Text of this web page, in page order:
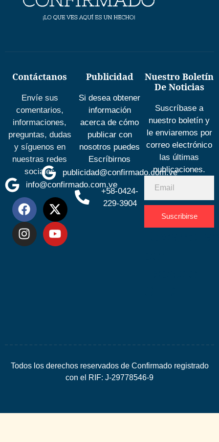
Contáctanos
Envíe sus
comentarios,
informaciones,
preguntas, dudas
y síguenos en
nuestras redes
sociales
info@confirmado.com.ve
Publicidad
Si desea obtener
información
acerca de cómo
publicar con
nosotros puedes
Escríbirnos
publicidad@confirmado.com.ve
+58-0424-
229-3904
Nuestro Boletín
De Noticias
Suscríbase a
nuestro boletín y
le enviaremos por
correo electrónico
las últimas
publicaciones.
Suscribirse
Todos los derechos reservados de Confirmado registrado
con el RIF: J-29778546-9